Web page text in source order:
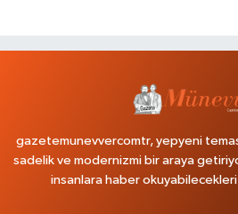
gazetemunevvercomtr, yepyeni
sadelik ve modernizmi bir araya
insanlara haber okuyabilecekleri